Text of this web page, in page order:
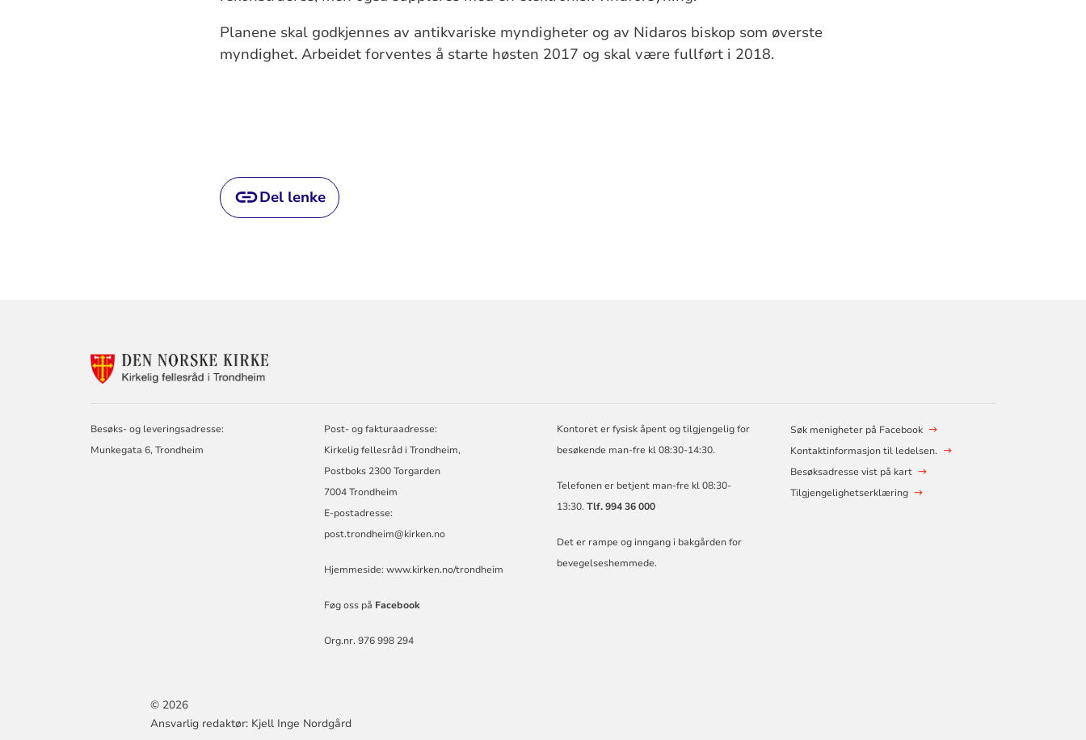
Planene skal godkjennes av antikvariske myndigheter og av Nidaros biskop som øverste
myndighet. Arbeidet forventes å starte høsten 2017 og skal være fullført i 2018.
Del lenke
KONTAKTINFORMASJON
TRONDHEIM
Besøks- og leveringsadresse:
Munkegata 6, Trondheim
Post- og fakturaadresse:
Kirkelig fellesråd i Trondheim,
Postboks 2300 Torgarden
7004 Trondheim
E-postadresse:
post.trondheim@kirken.no
Hjemmeside: www.kirken.no/trondheim
Føg oss på Facebook
Org.nr. 976 998 294
Kontoret er fysisk åpent og tilgjengelig for
besøkende man-fre kl 08:30-14:30.
Telefonen er betjent man-fre kl 08:30-
13:30.Tlf. 994 36 000
Det er rampe og inngang i bakgården for
bevegelseshemmede.
Søk menigheter på Facebook
Kontaktinformasjon til ledelsen.
Besøksadresse vist på kart
Tilgjengelighetserklæring
© 2026
Ansvarlig redaktør: Kjell Inge Nordgård